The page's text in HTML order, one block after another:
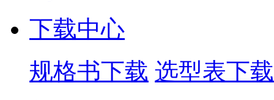
下载中心
规格书下载 选型表下载